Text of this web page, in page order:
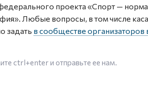
проекта «Спорт —
Любые вопросы, в том числе
задать в сообществе организаторов
ctrl+enterи отправьте ее нам.